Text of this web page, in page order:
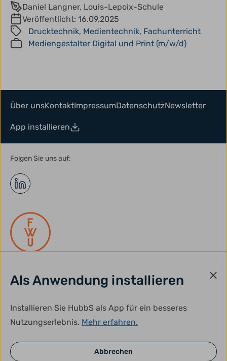
Als Anwendung installieren
Installieren Sie HubbS als App für ein besseres
Nutzungserlebnis. Mehr erfahren.
Abbrechen
Daniel Langner, Louis-Lepoix-Schule
Veröffentlicht: 16.09.2025
Drucktechnik, Medientechnik, Fachunterricht
Mediengestalter Digital und Print (m/w/d)
Über unsKontaktImpressumDatenschutzNewsletter
App installieren
Folgen Sie uns auf:
gefördert durch: